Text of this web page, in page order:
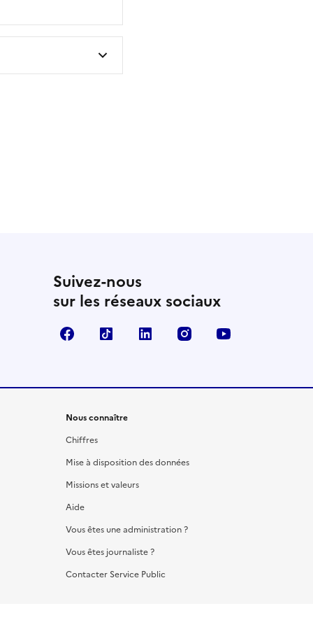
Suivez-nous
sur les réseaux sociaux
FacebookTikTok LinkedIn Instagram
Nous connaître
Chiffres
Mise à disposition des données
Missions et valeurs
Aide
Vous êtes une administration ?
Vous êtes journaliste ?
Contacter Service Public